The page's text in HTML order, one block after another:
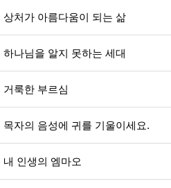
상처가 아름다움이 되는 삶
하나님을 알지 못하는 세대
거룩한 부르심
목자의 음성에 귀를 기울이세요.
내 인생의 엠마오